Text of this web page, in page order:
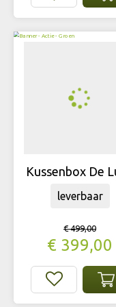
Kussenbox De
€ 499,00
€ 399,00
leverbaar